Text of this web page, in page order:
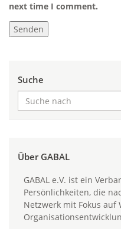
next time I comment.
Suche
Über GABAL
GABAL e.V. ist ein
Persönlichkeiten, die
Netzwerk mit Fokus